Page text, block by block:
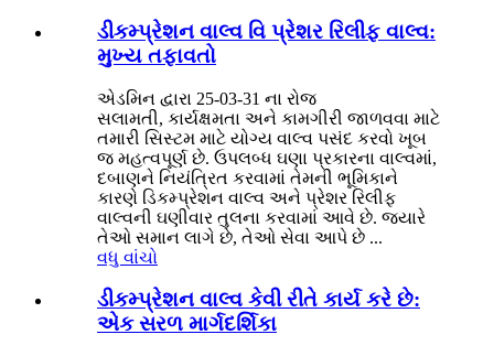
ડીકમ્પ્રેશન વાલ્વ વિ પ્રેશર રિલીફ વાલ્વ:
મુખ્ય તફાવતો
એડમિન દ્વારા 25-03-31 ના રોજ
સલામતી, કાર્યક્ષમતા અને કામગીરી જાળવવા માટે
તમારી સિસ્ટમ માટે યોગ્ય વાલ્વ પસંદ કરવો ખૂબ
જ મહત્વપૂર્ણ છે. ઉપલબ્ધ ઘણા પ્રકારના વાલ્વમાં,
દબાણને નિયંત્રિત કરવામાં તેમની ભૂમિકાને
કારણે ડિકમ્પ્રેશન વાલ્વ અને પ્રેશર રિલીફ
વાલ્વની ઘણીવાર તુલના કરવામાં આવે છે. જ્યારે
તેઓ સમાન લાગે છે, તેઓ સેવા આપે છે ...
વધુ વાંચો
ડીકમ્પ્રેશન વાલ્વ કેવી રીતે કાર્ય કરે છે:
એક સરળ માર્ગદર્શિકા